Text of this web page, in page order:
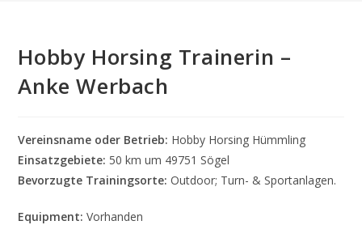
Hobby Horsing Trainerin –
Anke Werbach
Vereinsname oder Betrieb: Hobby Horsing Hümmling
Einsatzgebiete: 50 km um 49751 Sögel
Bevorzugte Trainingsorte: Outdoor; Turn- & Sportanlagen.
Equipment: Vorhanden